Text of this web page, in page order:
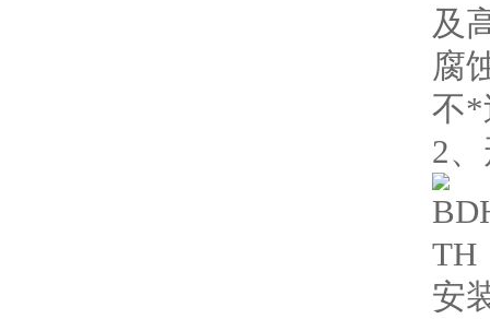
及
腐
不*
2
安